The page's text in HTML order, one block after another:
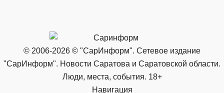
© 2006-2026 © "СарИнформ". Сетевое издание
"СарИнформ". Новости Саратова и Саратовской области.
Люди, места, события. 18+
Навигация